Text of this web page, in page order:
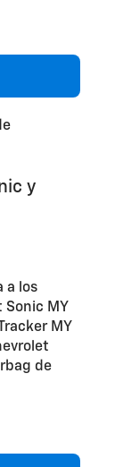
y
a los
Sonic MY
MY
de